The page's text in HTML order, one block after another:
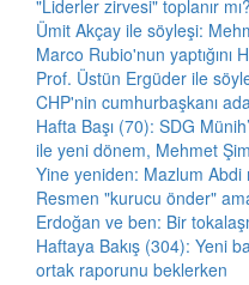
"Liderler zirvesi" toplanır
Ümit Akçay ile söyleşi:
Marco Rubio'nun yaptığını
Prof. Üstün Ergüder ile
CHP'nin cumhurbaşkanı
Hafta Başı (70): SDG
ile yeni dönem, Mehmet
Yine yeniden: Mazlum Abdi
Resmen "kurucu önder"
Erdoğan ve ben: Bir
Haftaya Bakış (304): Yeni
ortak raporunu beklerken